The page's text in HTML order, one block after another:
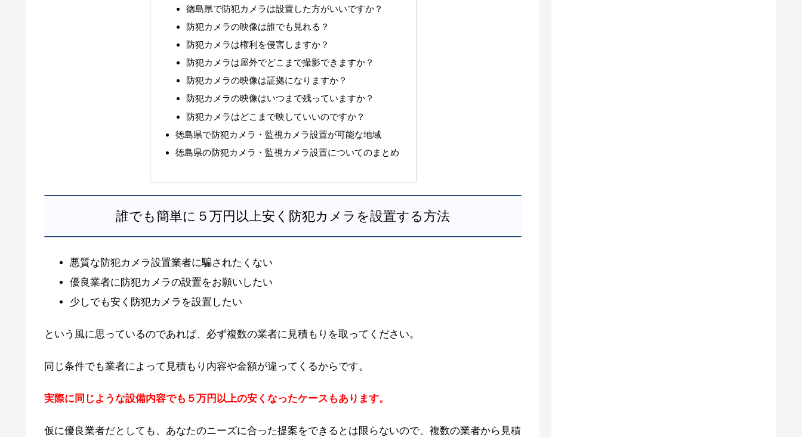
徳島県で防犯カメラは設置した方がいいですか？
防犯カメラの映像は誰でも見れる？
防犯カメラは権利を侵害しますか？
防犯カメラは屋外でどこまで撮影できますか？
防犯カメラの映像は証拠になりますか？
防犯カメラの映像はいつまで残っていますか？
防犯カメラはどこまで映していいのですか？
徳島県で防犯カメラ・監視カメラ設置が可能な地域
徳島県の防犯カメラ・監視カメラ設置についてのまとめ
誰でも簡単に５万円以上安く防犯カメラを設置する方法
悪質な防犯カメラ設置業者に騙されたくない
優良業者に防犯カメラの設置をお願いしたい
少しでも安く防犯カメラを設置したい
という風に思っているのであれば、必ず複数の業者に見積もりを取ってください。
同じ条件でも業者によって見積もり内容や金額が違ってくるからです。
実際に同じような設備内容でも５万円以上の安くなったケースもあります。
仮に優良業者だとしても、あなたのニーズに合った提案をできるとは限らないので、複数の業者から見積